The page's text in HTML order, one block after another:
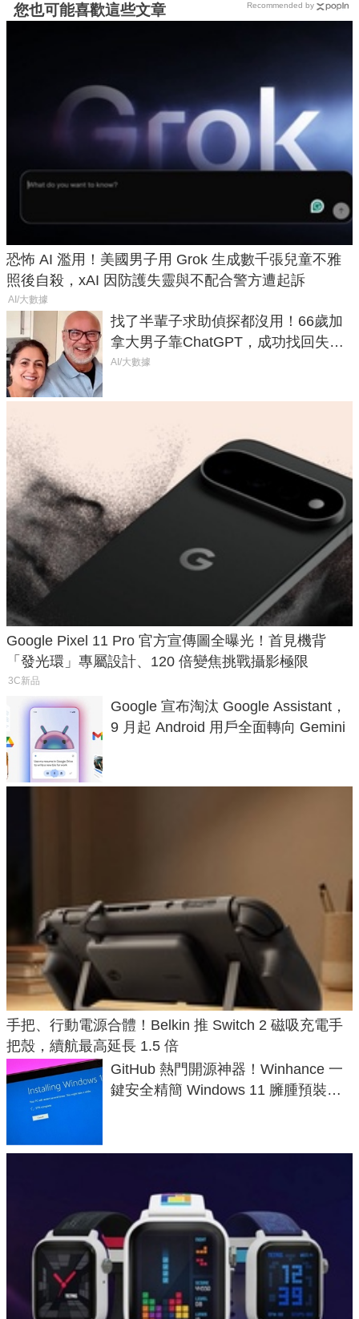
您也可能喜歡這些文章
恐怖 AI 濫用！美國男子用 Grok 生成數千張兒童不雅
照後自殺，xAI 因防護失靈與不配合警方遭起訴
AI/大數據
找了半輩子求助偵探都沒用！66歲加
拿大男子靠ChatGPT，成功找回失散
50年家人
AI/大數據
Google Pixel 11 Pro 官方宣傳圖全曝光！首見機背
「發光環」專屬設計、120 倍變焦挑戰攝影極限
3C新品
Google 宣布淘汰 Google Assistant，
9 月起 Android 用戶全面轉向 Gemini
手把、行動電源合體！Belkin 推 Switch 2 磁吸充電手
把殼，續航最高延長 1.5 倍
GitHub 熱門開源神器！Winhance 一
鍵安全精簡 Windows 11 臃腫預裝軟
Recommended by